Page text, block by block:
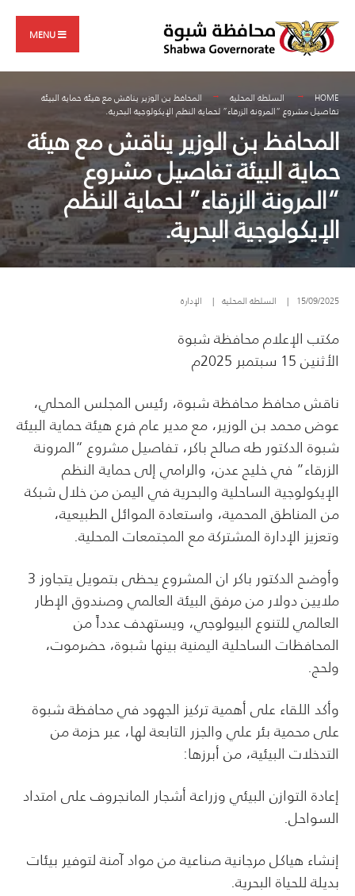
content
MENU
HOME السلطة المحلية
المحافظ بن الوزير يناقش مع هيئة حماية البيئة
تفاصيل مشروع “المرونة الزرقاء” لحماية النظم الإيكولوجية البحرية.
المحافظ بن الوزير يناقش مع هيئة
حماية البيئة تفاصيل مشروع
“المرونة الزرقاء” لحماية النظم
الإيكولوجية البحرية.
15/09/2025
| السلطة المحلية | الإدارة
مكتب الإعلام محافظة شبوة
الأثنين 15 سبتمبر 2025م
ناقش محافظ محافظة شبوة، رئيس المجلس المحلي،
عوض محمد بن الوزير، مع مدير عام فرع هيئة حماية البيئة
شبوة الدكتور طه صالح باكر، تفاصيل مشروع “المرونة
الزرقاء” في خليج عدن، والرامي إلى حماية النظم
الإيكولوجية الساحلية والبحرية في اليمن من خلال شبكة
من المناطق المحمية، واستعادة الموائل الطبيعية،
وتعزيز الإدارة المشتركة مع المجتمعات المحلية.
وأوضح الدكتور باكر ان المشروع يحظى بتمويل يتجاوز 3
ملايين دولار من مرفق البيئة العالمي وصندوق الإطار
العالمي للتنوع البيولوجي، ويستهدف عدداً من
المحافظات الساحلية اليمنية بينها شبوة، حضرموت،
ولحج.
وأكد اللقاء على أهمية تركيز الجهود في محافظة شبوة
على محمية بئر علي والجزر التابعة لها، عبر حزمة من
التدخلات البيئية، من أبرزها:
إعادة التوازن البيئي وزراعة أشجار المانجروف على امتداد
السواحل.
إنشاء هياكل مرجانية صناعية من مواد آمنة لتوفير بيئات
بديلة للحياة البحرية.
for: